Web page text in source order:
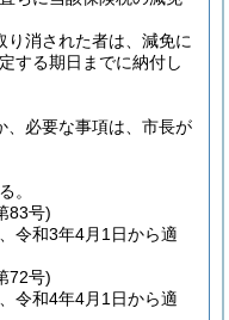
消された者は、減免に
する期日までに納付し
、必要な事項は、市長が
。
83号)
令和3年4月1日から適
72号)
令和4年4月1日から適